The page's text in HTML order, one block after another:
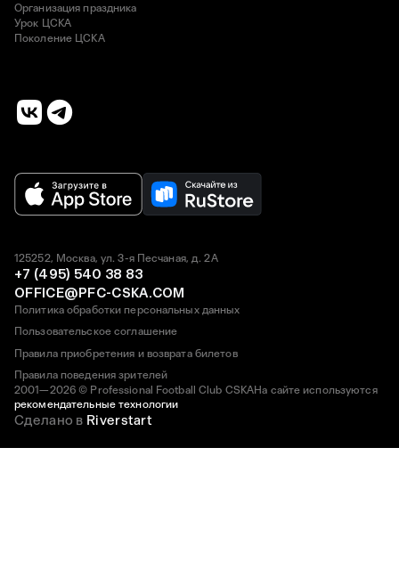
Организация праздника
Урок ЦСКА
Поколение ЦСКА
2001—2026 © Professional Football Club CSKAНа сайте используются
рекомендательные технологии
125252, Москва, ул. 3-я Песчаная, д. 2А
+7 (495) 540 38 83
OFFICE@PFC-CSKA.COM
Политика обработки персональных данных
Пользовательское соглашение
Правила приобретения и возврата билетов
Правила поведения зрителей
Сделано в Riverstart